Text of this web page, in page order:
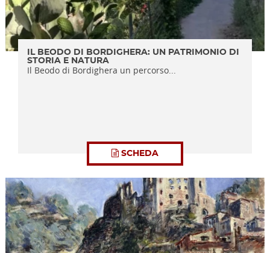
IL BEODO DI BORDIGHERA: UN PATRIMONIO DI
STORIA E NATURA
Il Beodo di Bordighera un percorso...
SCHEDA